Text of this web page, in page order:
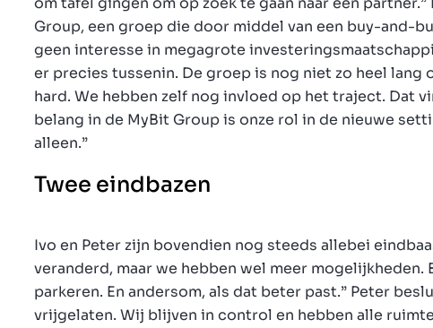
Group, een groep die door middel van een buy-and-
geen interesse in megagrote
er precies tussenin. De groep is nog niet zo heel
hard. We hebben zelf nog invloed op het traject. Dat
belang in de MyBit Group is onze rol in de nieuwe
alleen.”
Twee eindbazen
Ivo en Peter zijn bovendien nog steeds allebei
veranderd, maar we hebben wel meer
parkeren. En andersom, als dat beter past.” Peter
vrijgelaten. Wij blijven in control en hebben alle